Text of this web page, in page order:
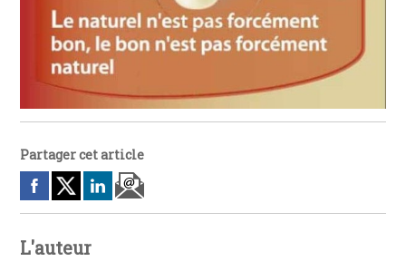
Partager cet article
L'auteur